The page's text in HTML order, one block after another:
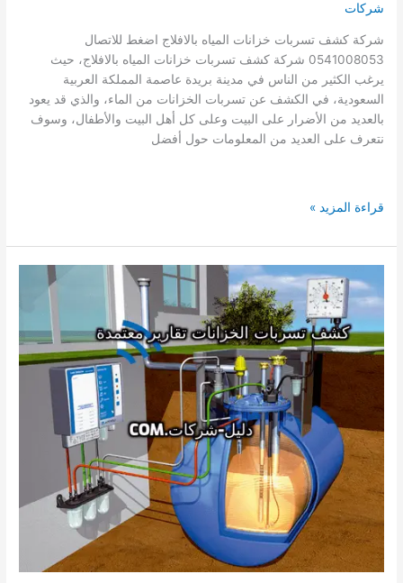
شركات
شركة كشف تسربات خزانات المياه بالافلاج اضغط للاتصال
0541008053 شركة كشف تسربات خزانات المياه بالافلاج، حيث
يرغب الكثير من الناس في مدينة بريدة عاصمة المملكة العربية
السعودية، في الكشف عن تسربات الخزانات من الماء، والذي قد يعود
بالعديد من الأضرار على البيت وعلى كل أهل البيت والأطفال، وسوف
نتعرف على العديد من المعلومات حول أفضل
شركة
تسربات
خزانات
المياه
بالافلاج
قراءة المزيد »